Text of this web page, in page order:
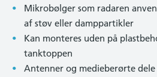
Mikrobølger som radaren
af støv eller damppartikler
Kan monteres uden på
tanktoppen
Antenner og medieberørte